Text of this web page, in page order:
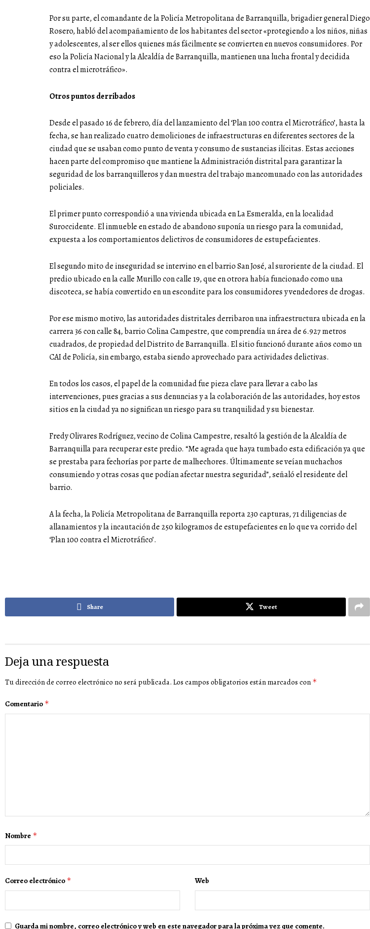
Por su parte, el comandante de la Policía Metropolitana de Barranquilla, brigadier general Diego
Rosero, habló del acompañamiento de los habitantes del sector «protegiendo a los niños, niñas
y adolescentes, al ser ellos quienes más fácilmente se convierten en nuevos consumidores. Por
eso la Policía Nacional y la Alcaldía de Barranquilla, mantienen una lucha frontal y decidida
contra el microtráfico».
Otros puntos derribados
Desde el pasado 16 de febrero, día del lanzamiento del ‘Plan 100 contra el Microtráfico’, hasta la
fecha, se han realizado cuatro demoliciones de infraestructuras en diferentes sectores de la
ciudad que se usaban como punto de venta y consumo de sustancias ilícitas. Estas acciones
hacen parte del compromiso que mantiene la Administración distrital para garantizar la
seguridad de los barranquilleros y dan muestra del trabajo mancomunado con las autoridades
policiales.
El primer punto correspondió a una vivienda ubicada en La Esmeralda, en la localidad
Suroccidente. El inmueble en estado de abandono suponía un riesgo para la comunidad,
expuesta a los comportamientos delictivos de consumidores de estupefacientes.
El segundo mito de inseguridad se intervino en el barrio San José, al suroriente de la ciudad. El
predio ubicado en la calle Murillo con calle 19, que en otrora había funcionado como una
discoteca, se había convertido en un escondite para los consumidores y vendedores de drogas.
Por ese mismo motivo, las autoridades distritales derribaron una infraestructura ubicada en la
carrera 36 con calle 84, barrio Colina Campestre, que comprendía un área de 6.927 metros
cuadrados, de propiedad del Distrito de Barranquilla. El sitio funcionó durante años como un
CAI de Policía, sin embargo, estaba siendo aprovechado para actividades delictivas.
En todos los casos, el papel de la comunidad fue pieza clave para llevar a cabo las
intervenciones, pues gracias a sus denuncias y a la colaboración de las autoridades, hoy estos
sitios en la ciudad ya no significan un riesgo para su tranquilidad y su bienestar.
Fredy Olivares Rodríguez, vecino de Colina Campestre, resaltó la gestión de la Alcaldía de
Barranquilla para recuperar este predio. “Me agrada que haya tumbado esta edificación ya que
se prestaba para fechorías por parte de malhechores. Últimamente se veían muchachos
consumiendo y otras cosas que podían afectar nuestra seguridad”, señaló el residente del
barrio.
A la fecha, la Policía Metropolitana de Barranquilla reporta 230 capturas, 71 diligencias de
allanamientos y la incautación de 250 kilogramos de estupefacientes en lo que va corrido del
‘Plan 100 contra el Microtráfico’.
Share Tweet
Deja una respuesta
Tu dirección de correo electrónico no será publicada. Los campos obligatorios están marcados con *
Comentario *
Nombre *
Correo electrónico * Web
Guarda mi nombre, correo electrónico y web en este navegador para la próxima vez que comente.